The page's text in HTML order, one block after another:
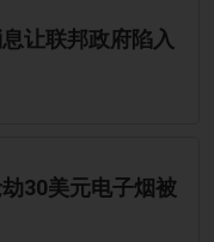
让联邦政府陷入
30美元电子烟被